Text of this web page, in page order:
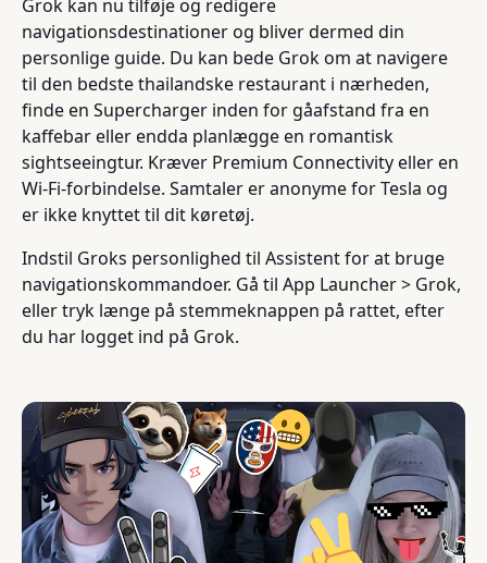
Grok kan nu tilføje og redigere
navigationsdestinationer og bliver dermed din
personlige guide. Du kan bede Grok om at navigere
til den bedste thailandske restaurant i nærheden,
finde en Supercharger inden for gåafstand fra en
kaffebar eller endda planlægge en romantisk
sightseeingtur. Kræver Premium Connectivity eller en
Wi-Fi-forbindelse. Samtaler er anonyme for Tesla og
er ikke knyttet til dit køretøj.
Indstil Groks personlighed til Assistent for at bruge
navigationskommandoer. Gå til App Launcher > Grok,
eller tryk længe på stemmeknappen på rattet, efter
du har logget ind på Grok.